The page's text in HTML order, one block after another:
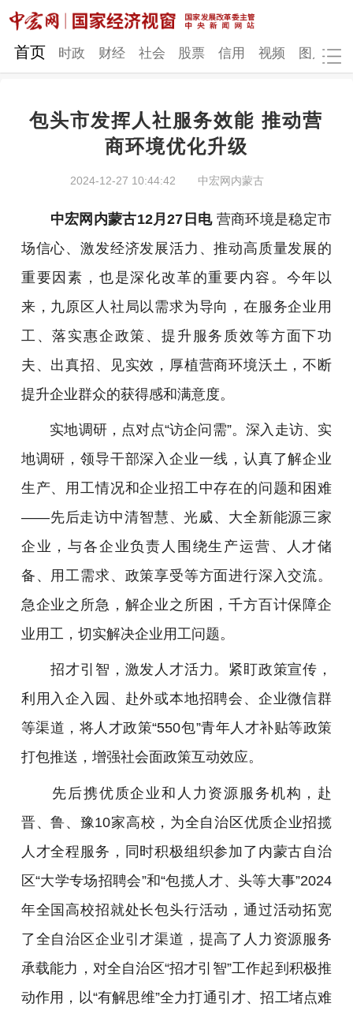
网站地图
财经 社会
图片
地方发展
首页 时政 财经 社会 股票 信用 视频 图片
包头市发挥人社服务效能 推动营
商环境优化升级
2024-12-27 10:44:42 中宏网内蒙古
中宏网内蒙古12月27日电 营商环境是稳定市
场信心、激发经济发展活力、推动高质量发展的
重要因素，也是深化改革的重要内容。今年以
来，九原区人社局以需求为导向，在服务企业用
工、落实惠企政策、提升服务质效等方面下功
夫、出真招、见实效，厚植营商环境沃土，不断
提升企业群众的获得感和满意度。
实地调研，点对点“访企问需”。深入走访、实
地调研，领导干部深入企业一线，认真了解企业
生产、用工情况和企业招工中存在的问题和困难
——先后走访中清智慧、光威、大全新能源三家
企业，与各企业负责人围绕生产运营、人才储
备、用工需求、政策享受等方面进行深入交流。
急企业之所急，解企业之所困，千方百计保障企
业用工，切实解决企业用工问题。
招才引智，激发人才活力。紧盯政策宣传，
利用入企入园、赴外或本地招聘会、企业微信群
等渠道，将人才政策“550包”青年人才补贴等政策
打包推送，增强社会面政策互动效应。
先后携优质企业和人力资源服务机构，赴
晋、鲁、豫10家高校，为全自治区优质企业招揽
人才全程服务，同时积极组织参加了内蒙古自治
区“大学专场招聘会”和“包揽人才、头等大事”2024
年全国高校招就处长包头行活动，通过活动拓宽
了全自治区企业引才渠道，提高了人力资源服务
承载能力，对全自治区“招才引智”工作起到积极推
动作用，以“有解思维”全力打通引才、招工堵点难